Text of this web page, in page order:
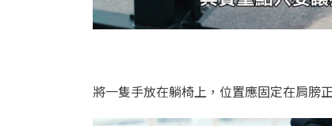
將一隻手放在躺椅上，位置應固定在肩膀